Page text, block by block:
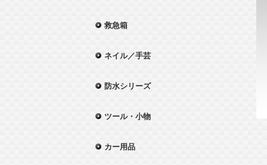
救急箱
ネイル／手芸
防水シリーズ
ツール・小物
カー用品